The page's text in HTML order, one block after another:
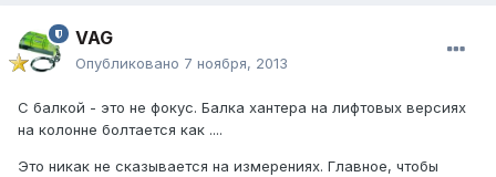
VAG
Опубликовано 7 ноября, 2013
С балкой - это не фокус. Балка хантера на лифтовых версиях
на колонне болтается как ....
Это никак не сказывается на измерениях. Главное, чтобы